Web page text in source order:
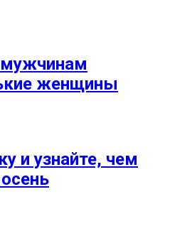
мужчинам
женщины
и узнайте, чем